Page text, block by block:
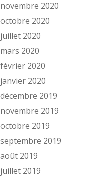
novembre 2020
octobre 2020
juillet 2020
mars 2020
février 2020
janvier 2020
décembre 2019
novembre 2019
octobre 2019
septembre 2019
août 2019
juillet 2019